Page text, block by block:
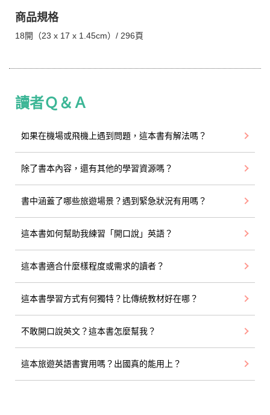
商品規格
18開（23 x 17 x 1.45cm）/ 296頁
讀者Ｑ＆Ａ
如果在機場或飛機上遇到問題，這本書有解法嗎？
除了書本內容，還有其他的學習資源嗎？
書中涵蓋了哪些旅遊場景？遇到緊急狀況有用嗎？
這本書如何幫助我練習「開口說」英語？
這本書適合什麼樣程度或需求的讀者？
這本書學習方式有何獨特？比傳統教材好在哪？
不敢開口說英文？這本書怎麼幫我？
這本旅遊英語書實用嗎？出國真的能用上？